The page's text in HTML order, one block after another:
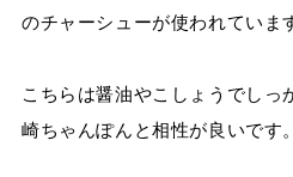
のチャーシューが使われていま
こちらは醤油やこしょうでしっ
崎ちゃんぽんと相性が良いです。